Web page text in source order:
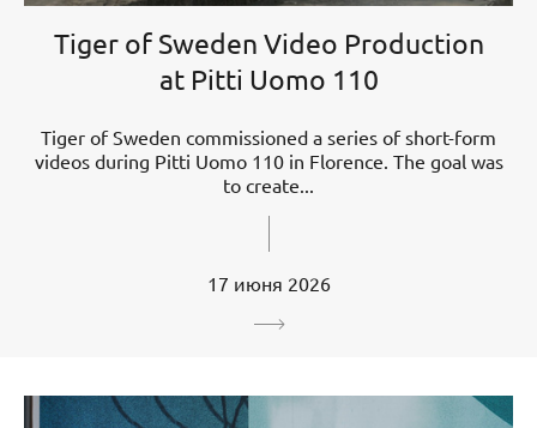
Tiger of Sweden Video Production
at Pitti Uomo 110
Tiger of Sweden commissioned a series of short-form
videos during Pitti Uomo 110 in Florence. The goal was
to create...
17 июня 2026